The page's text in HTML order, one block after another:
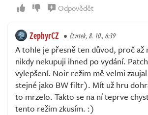
Odpovědět
ZephyrCZ čtvrtek, 8. 10., 6:39
A tohle je přesně ten důvod, proč až
nikdy nekupuji ihned po vydání.
vylepšení. Noir režim mě velmi
stejné jako BW filtr). Mít už hru
to mrzelo. Takto se na ní teprve
tento režim zkusím. :)